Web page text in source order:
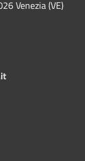
Venezia (VE)